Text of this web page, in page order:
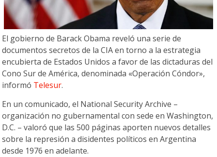
El gobierno de Barack Obama reveló una serie de
documentos secretos de la CIA en torno a la estrategia
encubierta de Estados Unidos a favor de las dictaduras del
Cono Sur de América, denominada «Operación Cóndor»,
informó Telesur.
En un comunicado, el National Security Archive –
organización no gubernamental con sede en Washington,
D.C. – valoró que las 500 páginas aporten nuevos detalles
sobre la represión a disidentes políticos en Argentina
desde 1976 en adelante.